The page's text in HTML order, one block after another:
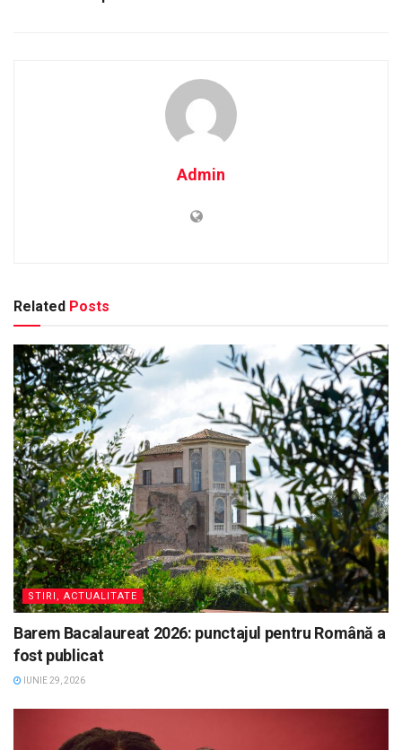
Admin
Related Posts
STIRI, ACTUALITATE
Barem Bacalaureat 2026: punctajul pentru Română a
fost publicat
IUNIE 29, 2026